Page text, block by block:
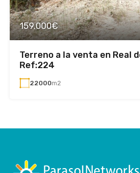
159.000€
Terreno a la venta en Real
Ref:224
22000m2